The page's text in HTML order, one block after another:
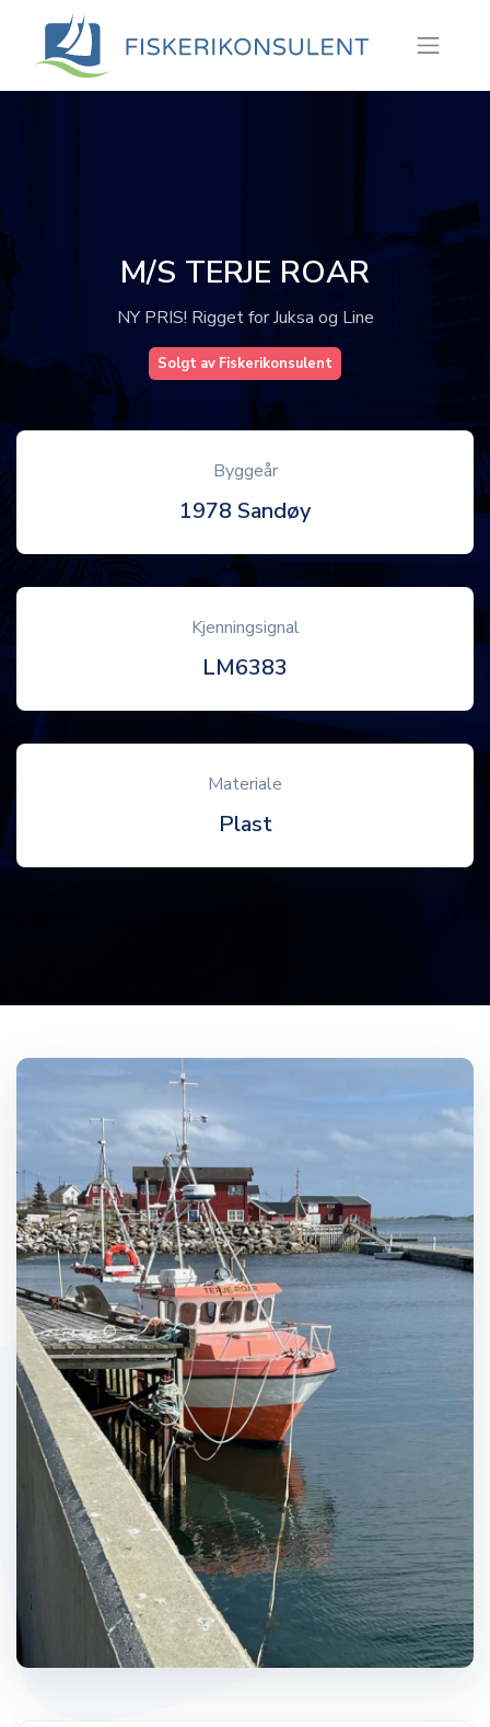
M/S TERJE ROAR
NY PRIS! Rigget for Juksa og Line
Solgt av Fiskerikonsulent
Byggeår
1978 Sandøy
Kjenningsignal
LM6383
Materiale
Plast